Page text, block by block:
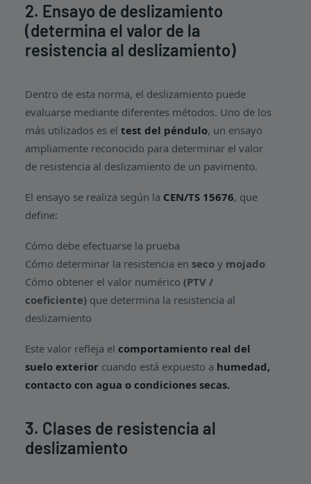
2. Ensayo de deslizamiento
(determina el valor de la
resistencia al deslizamiento)
Dentro de esta norma, el deslizamiento puede
evaluarse mediante diferentes métodos. Uno de los
más utilizados es el test del péndulo, un ensayo
ampliamente reconocido para determinar el valor
de resistencia al deslizamiento de un pavimento.
El ensayo se realiza según la CEN/TS 15676, que
define:
Cómo debe efectuarse la prueba
Cómo determinar la resistencia en seco y mojado
Cómo obtener el valor numérico (PTV /
coeficiente) que determina la resistencia al
deslizamiento
Este valor refleja el comportamiento real del
suelo exterior cuando está expuesto a humedad,
contacto con agua o condiciones secas.
3. Clases de resistencia al
deslizamiento